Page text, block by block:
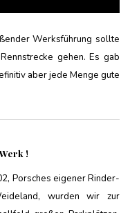
Werksführung sollte
gehen. Es gab
aber jede Menge gute
!
Porsches eigener Rinder-
wurden wir zur